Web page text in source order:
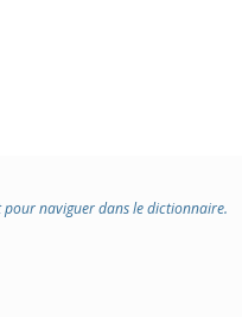
pour naviguer dans le dictionnaire.